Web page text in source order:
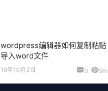
wordpress编辑器如何复制粘贴
导入word文件
19年10月2日 0 9m